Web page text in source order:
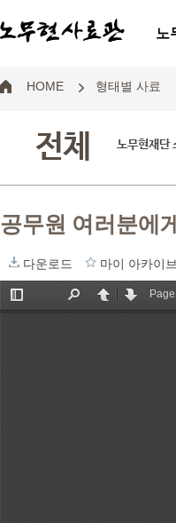
노
HOME 형태별 사료
전체 노무현재단
공무원 여러분에
다운로드 마이 아카이